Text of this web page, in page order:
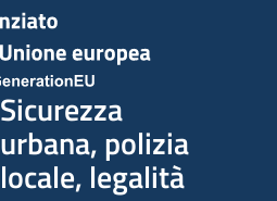
Sicurezza
urbana, polizia
locale, legalità